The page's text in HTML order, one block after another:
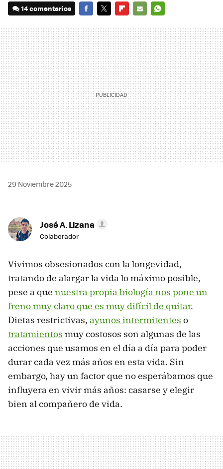
14 comentarios
MAIL
29 Noviembre 2025
José A. Lizana
Colaborador
Vivimos obsesionados con la longevidad,
tratando de alargar la vida lo máximo posible,
pese a que nuestra propia biología nos pone un
freno muy claro que es muy difícil de quitar.
Dietas restrictivas, ayunos intermitentes o
tratamientos muy costosos son algunas de las
acciones que usamos en el día a día para poder
durar cada vez más años en esta vida. Sin
embargo, hay un factor que no esperábamos que
influyera en vivir más años: casarse y elegir
bien al compañero de vida.